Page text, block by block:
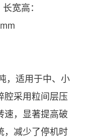
宽高：
，适用于中、小
腔采用粒间层压
速，显著提高破
，减少了停机时